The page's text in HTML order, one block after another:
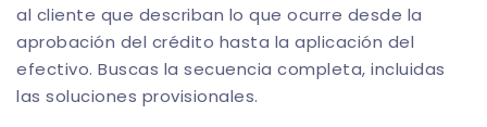
al cliente que describan lo que ocurre desde la
aprobación del crédito hasta la aplicación del
efectivo. Buscas la secuencia completa, incluidas
las soluciones provisionales.